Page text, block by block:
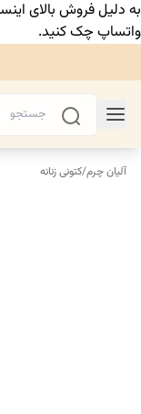
به دلیل فروش بالای
واتساپ چک کنید.
آلیان چرم/کتونی زنانه